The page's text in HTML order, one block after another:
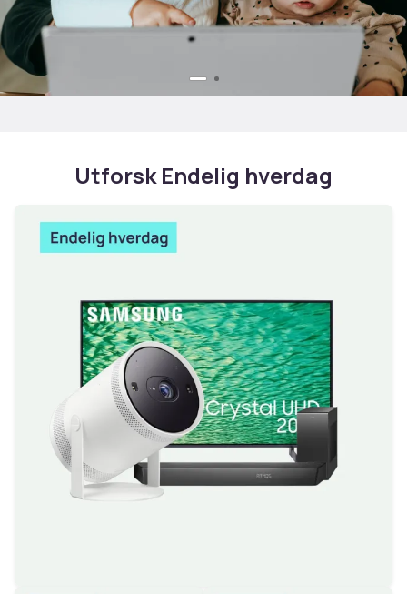
Utforsk Endelig hverdag